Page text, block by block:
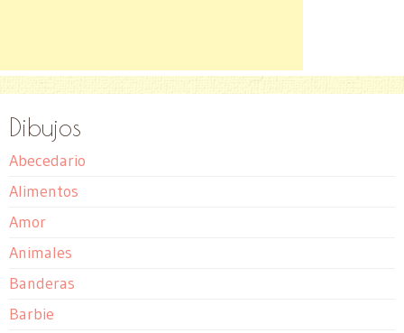
Dibujos
Abecedario
Alimentos
Amor
Animales
Banderas
Barbie